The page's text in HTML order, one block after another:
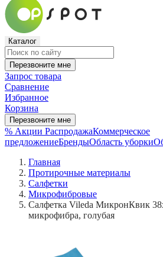
Каталог
Перезвоните мне
Запрос товара
Сравнение
Избранное
Корзина
Перезвоните мне
% Акции РаспродажаКоммерческое
предложениеБрендыОбласть уборки
Главная
Протирочные материалы
Салфетки
Микрофибровые
Салфетка Vileda МикронКвик
микрофибра, голубая